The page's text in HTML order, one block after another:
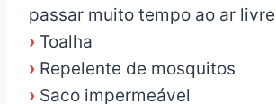
passar muito tempo ao ar livre
› Toalha
› Repelente de mosquitos
› Saco impermeável